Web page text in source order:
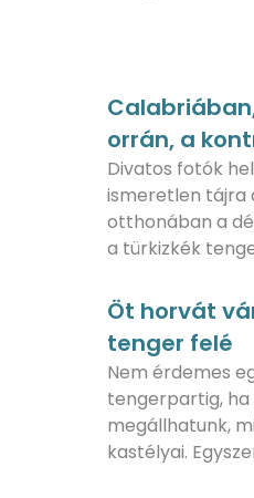
orrán, a
Divatos fotók
ismeretlen tájra
otthonában a
a türkizkék
Öt horvát
tenger felé
Nem érdemes
tengerpartig,
megállhatunk,
kastélyai.